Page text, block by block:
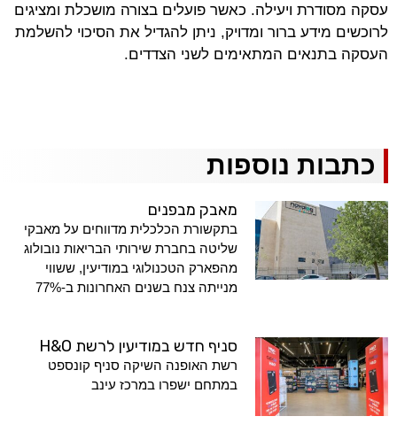
עסקה מסודרת ויעילה. כאשר פועלים בצורה מושכלת ומציגים
לרוכשים מידע ברור ומדויק, ניתן להגדיל את הסיכוי להשלמת
העסקה בתנאים המתאימים לשני הצדדים.
כתבות נוספות
מאבק מבפנים
בתקשורת הכלכלית מדווחים על מאבקי
שליטה בחברת שירותי הבריאות נובולוג
מהפארק הטכנולוגי במודיעין, ששווי
מנייתה צנח בשנים האחרונות ב-77%
סניף חדש במודיעין לרשת H&O
רשת האופנה השיקה סניף קונספט
במתחם ישפרו במרכז עינב